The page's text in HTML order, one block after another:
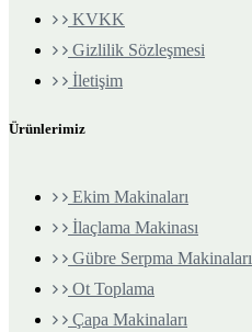
KVKK
Gizlilik Sözleşmesi
İletişim
Ürünlerimiz
Ekim Makinaları
İlaçlama Makinası
Gübre Serpma Makinaları
Ot Toplama
Çapa Makinaları